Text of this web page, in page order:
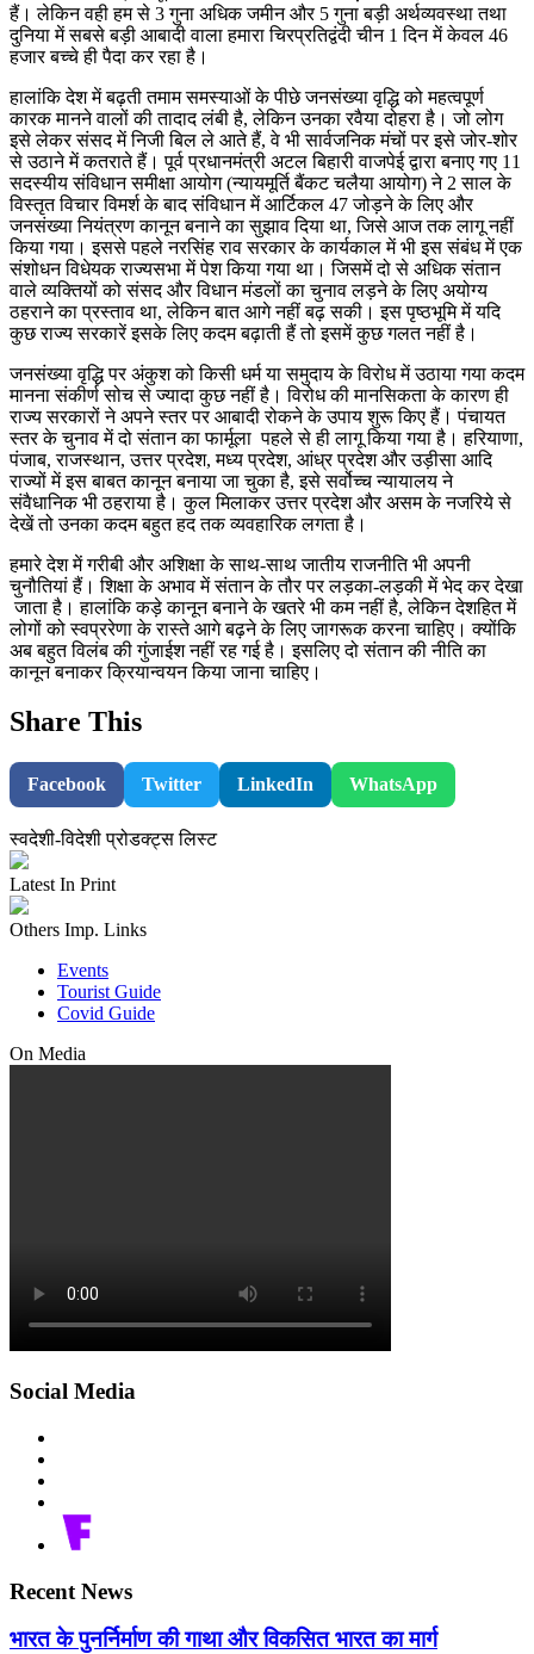
हैं। लेकिन वही हम से 3 गुना अधिक जमीन और 5 गुना बड़ी अर्थव्यवस्था तथा
दुनिया में सबसे बड़ी आबादी वाला हमारा चिरप्रतिद्वंदी चीन 1 दिन में केवल 46
हजार बच्चे ही पैदा कर रहा है।
हालांकि देश में बढ़ती तमाम समस्याओं के पीछे जनसंख्या वृद्धि को महत्वपूर्ण
कारक मानने वालों की तादाद लंबी है, लेकिन उनका रवैया दोहरा है। जो लोग
इसे लेकर संसद में निजी बिल ले आते हैं, वे भी सार्वजनिक मंचों पर इसे जोर-शोर
से उठाने में कतराते हैं। पूर्व प्रधानमंत्री अटल बिहारी वाजपेई द्वारा बनाए गए 11
सदस्यीय संविधान समीक्षा आयोग (न्यायमूर्ति बैंकट चलैया आयोग) ने 2 साल के
विस्तृत विचार विमर्श के बाद संविधान में आर्टिकल 47 जोड़ने के लिए और
जनसंख्या नियंत्रण कानून बनाने का सुझाव दिया था, जिसे आज तक लागू नहीं
किया गया। इससे पहले नरसिंह राव सरकार के कार्यकाल में भी इस संबंध में एक
संशोधन विधेयक राज्यसभा में पेश किया गया था। जिसमें दो से अधिक संतान
वाले व्यक्तियों को संसद और विधान मंडलों का चुनाव लड़ने के लिए अयोग्य
ठहराने का प्रस्ताव था, लेकिन बात आगे नहीं बढ़ सकी। इस पृष्ठभूमि में यदि
कुछ राज्य सरकारें इसके लिए कदम बढ़ाती हैं तो इसमें कुछ गलत नहीं है।
जनसंख्या वृद्धि पर अंकुश को किसी धर्म या समुदाय के विरोध में उठाया गया कदम
मानना संकीर्ण सोच से ज्यादा कुछ नहीं है। विरोध की मानसिकता के कारण ही
राज्य सरकारों ने अपने स्तर पर आबादी रोकने के उपाय शुरू किए हैं। पंचायत
स्तर के चुनाव में दो संतान का फार्मूला पहले से ही लागू किया गया है। हरियाणा,
पंजाब, राजस्थान, उत्तर प्रदेश, मध्य प्रदेश, आंध्र प्रदेश और उड़ीसा आदि
राज्यों में इस बाबत कानून बनाया जा चुका है, इसे सर्वोच्च न्यायालय ने
संवैधानिक भी ठहराया है। कुल मिलाकर उत्तर प्रदेश और असम के नजरिये से
देखें तो उनका कदम बहुत हद तक व्यवहारिक लगता है।
हमारे देश में गरीबी और अशिक्षा के साथ-साथ जातीय राजनीति भी अपनी
चुनौतियां हैं। शिक्षा के अभाव में संतान के तौर पर लड़का-लड़की में भेद कर देखा
जाता है। हालांकि कड़े कानून बनाने के खतरे भी कम नहीं है, लेकिन देशहित में
लोगों को स्वप्ररेणा के रास्ते आगे बढ़ने के लिए जागरूक करना चाहिए। क्योंकि
अब बहुत विलंब की गुंजाईश नहीं रह गई है। इसलिए दो संतान की नीति का
कानून बनाकर क्रियान्वयन किया जाना चाहिए।
Share This
Facebook Twitter LinkedIn WhatsApp
स्वदेशी-विदेशी प्रोडक्ट्स लिस्ट
Latest In Print
Others Imp. Links
Events
Tourist Guide
Covid Guide
On Media
Social Media
Recent News
भारत के पुनर्निर्माण की गाथा और विकसित भारत का मार्ग